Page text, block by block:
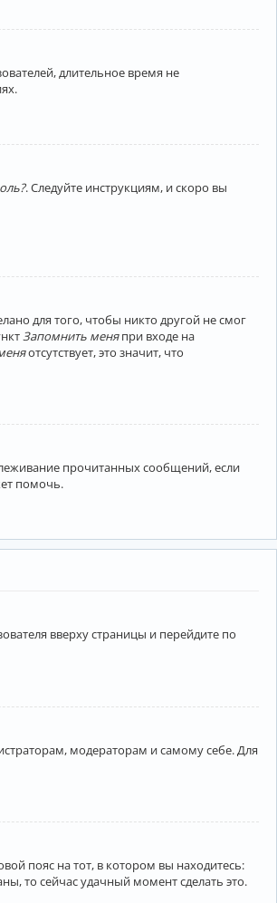
длительное время не
. Следуйте инструкциям, и скоро вы
для того, чтобы никто другой не смог
Запомнить меняпри входе на
отсутствует, это значит, что
прочитанных сообщений, если
помочь.
вверху страницы и перейдите по
модераторам и самому себе. Для
пояс на тот, в котором вы находитесь:
то сейчас удачный момент сделать это.